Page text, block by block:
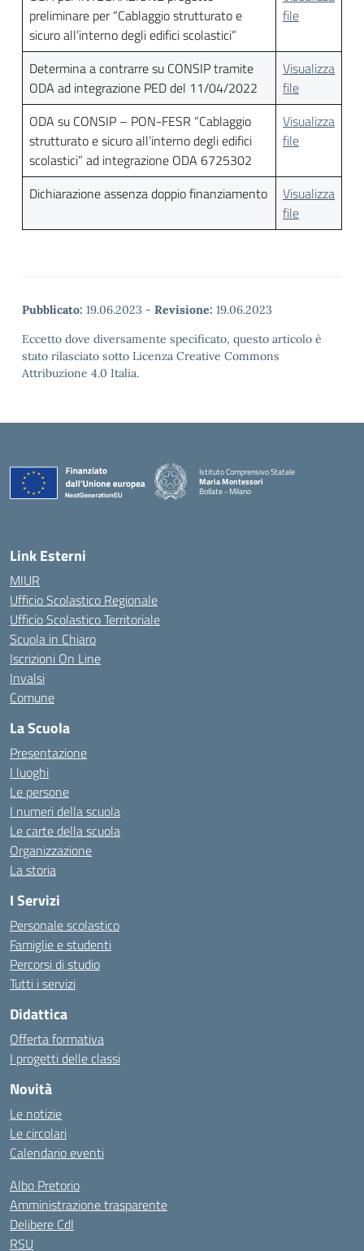
preliminare per “Cablaggio strutturato e
sicuro all’interno degli edifici scolastici”
file
Determina a contrarre su CONSIP tramite
ODA ad integrazione PED del 11/04/2022
Visualizza
file
ODA su CONSIP – PON-FESR “Cablaggio
strutturato e sicuro all’interno degli edifici
scolastici” ad integrazione ODA 6725302
Visualizza
file
Dichiarazione assenza doppio finanziamento
Visualizza
file
Pubblicato: 19.06.2023 - Revisione: 19.06.2023
Eccetto dove diversamente specificato, questo articolo è
stato rilasciato sotto Licenza Creative Commons
Attribuzione 4.0 Italia.
Istituto Comprensivo Statale
Maria Montessori
Bollate - Milano
Link Esterni
MIUR
Ufficio Scolastico Regionale
Ufficio Scolastico Territoriale
Scuola in Chiaro
Iscrizioni On Line
Invalsi
Comune
La Scuola
Presentazione
I luoghi
Le persone
I numeri della scuola
Le carte della scuola
Organizzazione
La storia
I Servizi
Personale scolastico
Famiglie e studenti
Percorsi di studio
Tutti i servizi
Didattica
Offerta formativa
I progetti delle classi
Novità
Le notizie
Le circolari
Calendario eventi
Albo Pretorio
Amministrazione trasparente
Delibere CdI
RSU